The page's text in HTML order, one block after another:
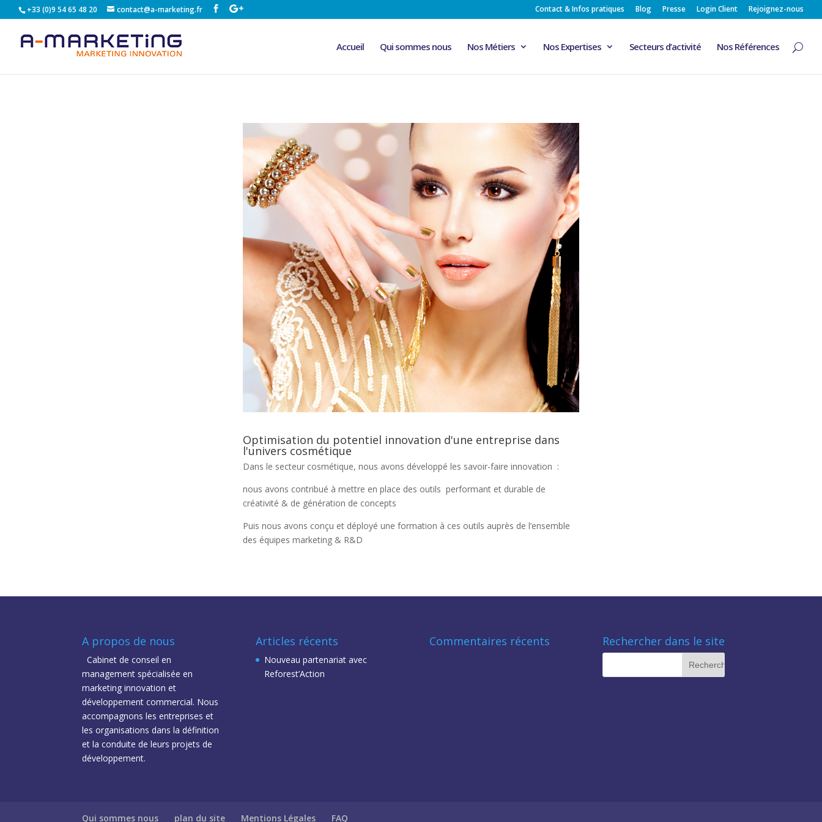
+33 (0)9 54 65 48 20 contact@a-marketing.fr Contact & Infos pratiques Blog Presse Login Client Rejoignez-nous
Accueil Qui sommes nous Nos Métiers Nos Expertises Secteurs d’activité Nos Références
Optimisation du potentiel innovation d'une entreprise dans
l'univers cosmétique
Dans le secteur cosmétique, nous avons développé les savoir-faire innovation :
nous avons contribué à mettre en place des outils performant et durable de
créativité & de génération de concepts
Puis nous avons conçu et déployé une formation à ces outils auprès de l’ensemble
des équipes marketing & R&D
A propos de nous
Cabinet de conseil en
management spécialisée en
marketing innovation et
développement commercial. Nous
accompagnons les entreprises et
les organisations dans la définition
et la conduite de leurs projets de
développement.
Articles récents
Nouveau partenariat avec
Reforest’Action
Commentaires récents Rechercher dans le site
Qui sommes nous plan du site Mentions Légales FAQ